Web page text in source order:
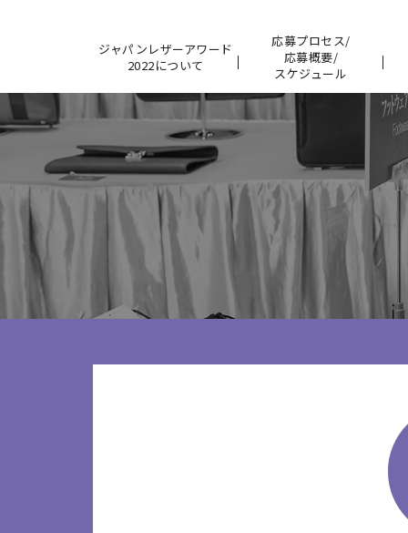
ジャパンレザーアワード
2022について
応募プロセス/
応募概要/
スケジュール